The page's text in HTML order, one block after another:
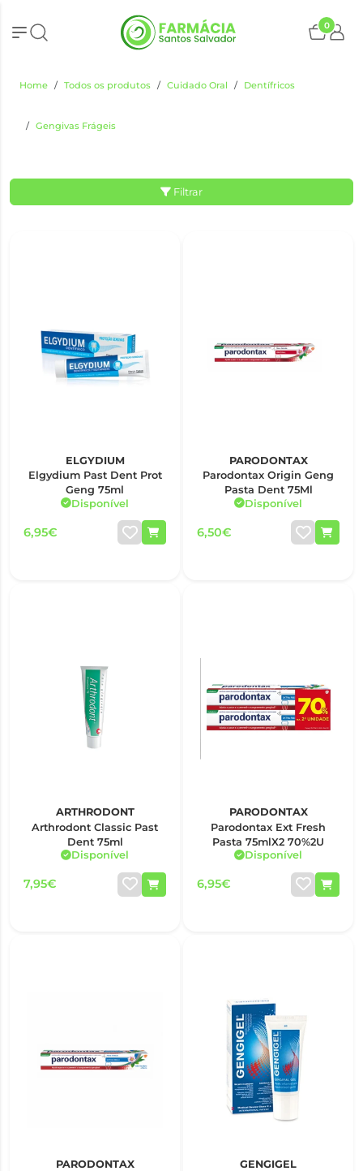
0
Home Todos os produtos Cuidado Oral Dentífricos
Gengivas Frágeis
Filtrar
ELGYDIUM
Elgydium Past Dent Prot
Geng 75ml
Disponível
6,95€
PARODONTAX
Parodontax Origin Geng
Pasta Dent 75Ml
Disponível
6,50€
ARTHRODONT
Arthrodont Classic Past
Dent 75ml
Disponível
7,95€
PARODONTAX
Parodontax Ext Fresh
Pasta 75mlX2 70%2U
Disponível
6,95€
PARODONTAX
GENGIGEL